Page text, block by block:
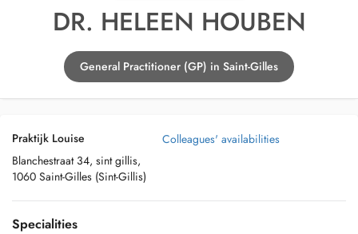
DR. HELEEN HOUBEN
General Practitioner (GP) in Saint-Gilles
Praktijk Louise
Blanchestraat 34, sint gillis,
1060 Saint-Gilles (Sint-Gillis)
Colleagues' availabilities
Specialities